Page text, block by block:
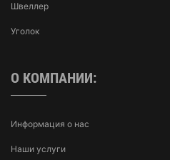
Швеллер
Уголок
О КОМПАНИИ:
Информация о нас
Наши услуги